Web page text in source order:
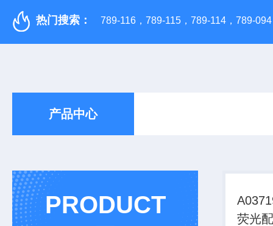
热门搜索： 789-116，789-115，789-114，789-
产品中心
PRODUCT
荧光